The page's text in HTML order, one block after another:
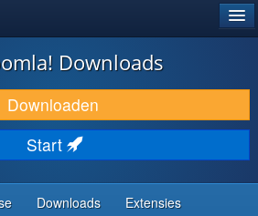
Downloads
Downloaden
Start
Downloads Extensies